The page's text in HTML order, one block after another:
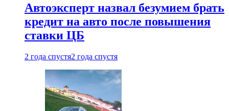
Автоэксперт назвал безумием брать
кредит на авто после повышения
ставки ЦБ
2 года спустя2 года спустя